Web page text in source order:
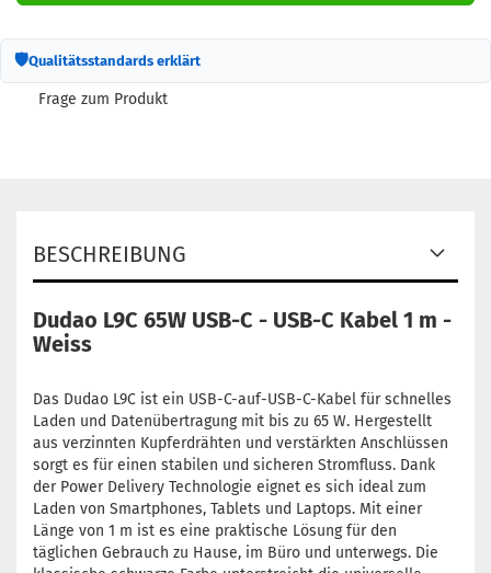
🛡Qualitätsstandards erklärt
Frage zum Produkt
BESCHREIBUNG
Dudao L9C 65W USB-C - USB-C Kabel 1 m -
Weiss
Das Dudao L9C ist ein USB-C-auf-USB-C-Kabel für schnelles
Laden und Datenübertragung mit bis zu 65 W. Hergestellt
aus verzinnten Kupferdrähten und verstärkten Anschlüssen
sorgt es für einen stabilen und sicheren Stromfluss. Dank
der Power Delivery Technologie eignet es sich ideal zum
Laden von Smartphones, Tablets und Laptops. Mit einer
Länge von 1 m ist es eine praktische Lösung für den
täglichen Gebrauch zu Hause, im Büro und unterwegs. Die